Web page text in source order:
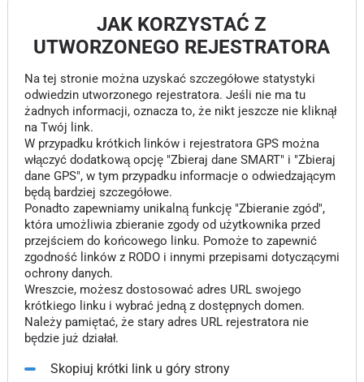
JAK KORZYSTAĆ Z
UTWORZONEGO REJESTRATORA
Na tej stronie można uzyskać szczegółowe statystyki
odwiedzin utworzonego rejestratora. Jeśli nie ma tu
żadnych informacji, oznacza to, że nikt jeszcze nie kliknął
na Twój link.
W przypadku krótkich linków i rejestratora GPS można
włączyć dodatkową opcję "Zbieraj dane SMART" i "Zbieraj
dane GPS", w tym przypadku informacje o odwiedzającym
będą bardziej szczegółowe.
Ponadto zapewniamy unikalną funkcję "Zbieranie zgód",
która umożliwia zbieranie zgody od użytkownika przed
przejściem do końcowego linku. Pomoże to zapewnić
zgodność linków z RODO i innymi przepisami dotyczącymi
ochrony danych.
Wreszcie, możesz dostosować adres URL swojego
krótkiego linku i wybrać jedną z dostępnych domen.
Należy pamiętać, że stary adres URL rejestratora nie
będzie już działał.
Skopiuj krótki link u góry strony